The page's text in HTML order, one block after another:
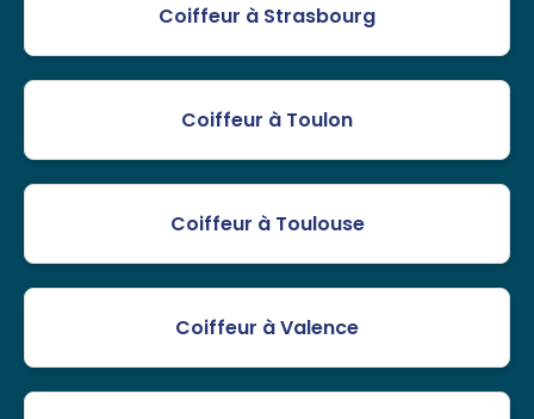
Coiffeur à Strasbourg
Coiffeur à Toulon
Coiffeur à Toulouse
Coiffeur à Valence